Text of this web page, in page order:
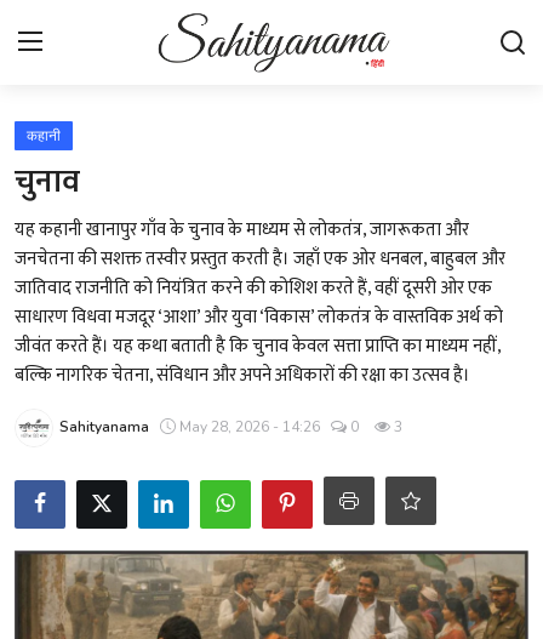
स्वतंत्रता सेनानी
साहित्य समाचार
होम
कहानी
कविता
आलेख
शख्सियत
धरोहर
कहानी
चुनाव
यह कहानी खानापुर गाँव के चुनाव के माध्यम से लोकतंत्र, जागरूकता और
जनचेतना की सशक्त तस्वीर प्रस्तुत करती है। जहाँ एक ओर धनबल, बाहुबल और
जातिवाद राजनीति को नियंत्रित करने की कोशिश करते हैं, वहीं दूसरी ओर एक
साधारण विधवा मजदूर ‘आशा’ और युवा ‘विकास’ लोकतंत्र के वास्तविक अर्थ को
जीवंत करते हैं। यह कथा बताती है कि चुनाव केवल सत्ता प्राप्ति का माध्यम नहीं,
बल्कि नागरिक चेतना, संविधान और अपने अधिकारों की रक्षा का उत्सव है।
Sahityanama May 28, 2026 - 14:26 0 3